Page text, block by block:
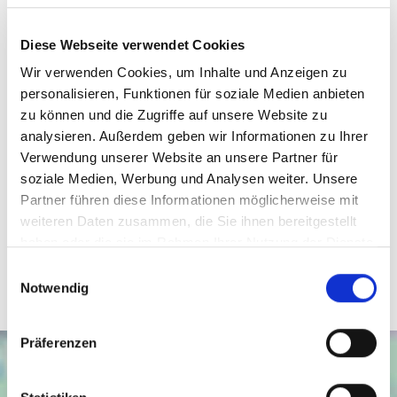
Diese Webseite verwendet Cookies
Wir verwenden Cookies, um Inhalte und Anzeigen zu
personalisieren, Funktionen für soziale Medien anbieten
zu können und die Zugriffe auf unsere Website zu
analysieren. Außerdem geben wir Informationen zu Ihrer
Verwendung unserer Website an unsere Partner für
soziale Medien, Werbung und Analysen weiter. Unsere
Partner führen diese Informationen möglicherweise mit
weiteren Daten zusammen, die Sie ihnen bereitgestellt
Notwendig
Präferenzen
mit freundlichen Grüßen
Gaby Sabry
Ansprechpartner
Frau Gaby Sabry
Telefon: 004962523058941
Mobil: 004915123674568